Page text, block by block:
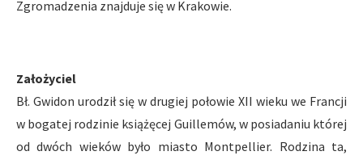
Zgromadzenia znajduje się w Krakowie.
Założyciel
Bł. Gwidon urodził się w drugiej połowie XII wieku we Francji
w bogatej rodzinie książęcej Guillemów, w posiadaniu której
od dwóch wieków było miasto Montpellier. Rodzina ta,